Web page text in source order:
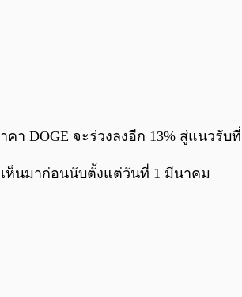
คา DOGE จะร่วงลงอีก 13% สู่แนวรับ
เห็นมาก่อนนับตั้งแต่วันที่ 1 มีนาคม